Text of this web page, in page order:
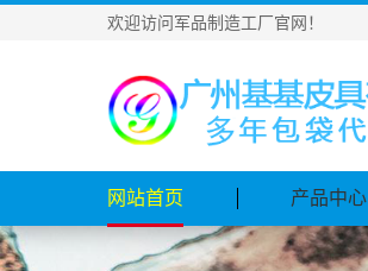
欢迎访问军品制造工厂官网！
网站首页 产品中心